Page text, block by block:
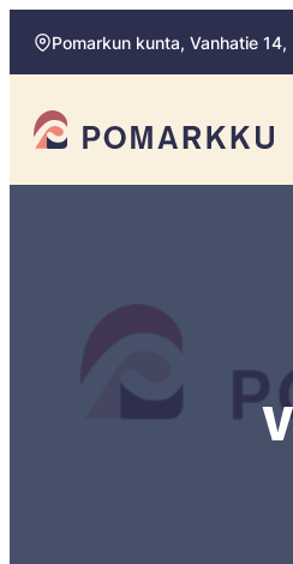
Siirry
suoraan
sisältöön
Pomarkun kunta, Vanhatie
Pomarkun kunta